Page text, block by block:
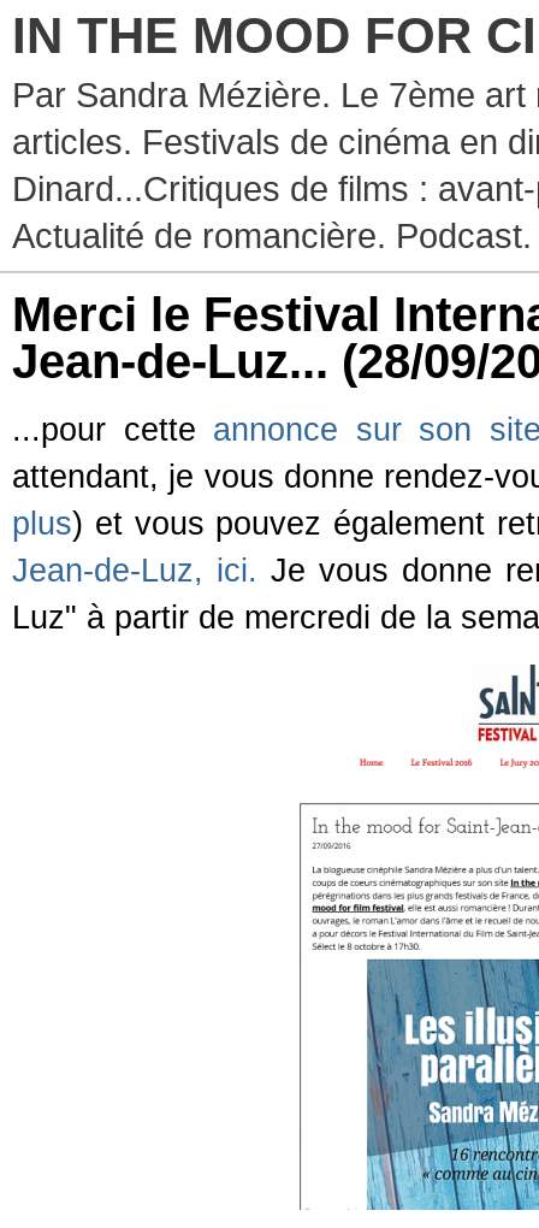
IN THE MOOD FOR
Par Sandra Mézière. Le 7ème
articles. Festivals de cinéma en
Dinard...Critiques de films :
Actualité de romancière. Podcast.
Merci le Festival
Jean-de-Luz... (28/09/
...pour cette annonce sur son
attendant, je vous donne rendez-
plus) et vous pouvez également
Jean-de-Luz, ici. Je vous donne
Luz" à partir de mercredi de la